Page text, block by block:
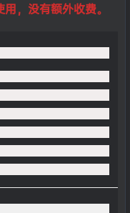
，没有额外收费。